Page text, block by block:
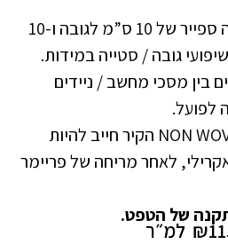
יש להוסיף בהזמנה ספייר של 10 ס”מ לגובה ו-10
גובה / סטייה במידות.
בין מסכי מחשב / ניידים
לפועל.
בהזמנת טפט NON WOVEN הקיר חייב להיות
לאחר מריחה של פריימר
של הטפט.
₪ למ״ר